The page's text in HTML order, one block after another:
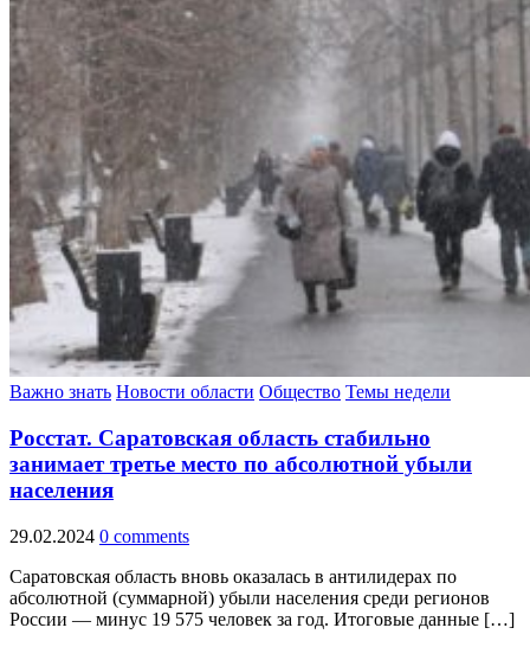
Важно знать Новости области Общество Темы недели
Росстат. Саратовская область стабильно
занимает третье место по абсолютной убыли
населения
29.02.2024 0 comments
Саратовская область вновь оказалась в антилидерах по
абсолютной (суммарной) убыли населения среди регионов
России — минус 19 575 человек за год. Итоговые данные […]